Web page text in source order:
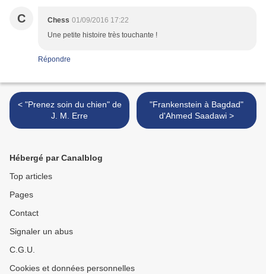
C Chess 01/09/2016 17:22
Une petite histoire très touchante !
Répondre
< "Prenez soin du chien" de
J. M. Erre
"Frankenstein à Bagdad"
d'Ahmed Saadawi >
Hébergé par Canalblog
Top articles
Pages
Contact
Signaler un abus
C.G.U.
Cookies et données personnelles